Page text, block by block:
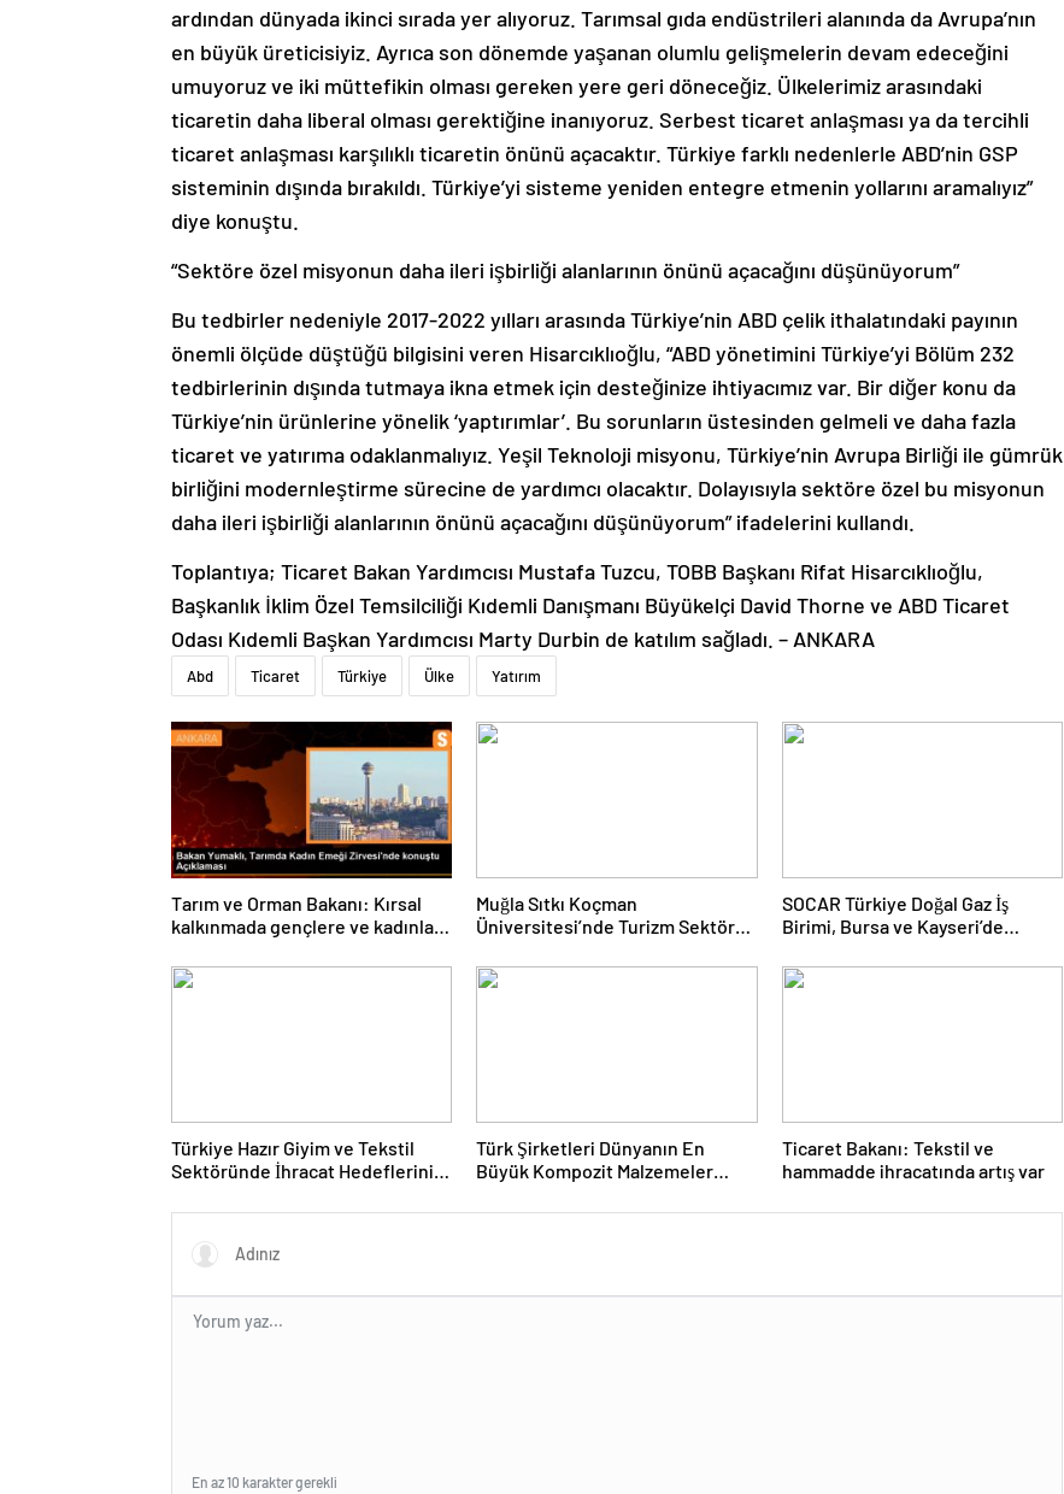
ardından dünyada ikinci sırada yer alıyoruz. Tarımsal gıda endüstrileri alanında da Avrupa’nın
en büyük üreticisiyiz. Ayrıca son dönemde yaşanan olumlu gelişmelerin devam edeceğini
umuyoruz ve iki müttefikin olması gereken yere geri döneceğiz. Ülkelerimiz arasındaki
ticaretin daha liberal olması gerektiğine inanıyoruz. Serbest ticaret anlaşması ya da tercihli
ticaret anlaşması karşılıklı ticaretin önünü açacaktır. Türkiye farklı nedenlerle ABD’nin GSP
sisteminin dışında bırakıldı. Türkiye’yi sisteme yeniden entegre etmenin yollarını aramalıyız”
diye konuştu.
“Sektöre özel misyonun daha ileri işbirliği alanlarının önünü açacağını düşünüyorum”
Bu tedbirler nedeniyle 2017-2022 yılları arasında Türkiye’nin ABD çelik ithalatındaki payının
önemli ölçüde düştüğü bilgisini veren Hisarcıklıoğlu, “ABD yönetimini Türkiye’yi Bölüm 232
tedbirlerinin dışında tutmaya ikna etmek için desteğinize ihtiyacımız var. Bir diğer konu da
Türkiye’nin ürünlerine yönelik ‘yaptırımlar’. Bu sorunların üstesinden gelmeli ve daha fazla
ticaret ve yatırıma odaklanmalıyız. Yeşil Teknoloji misyonu, Türkiye’nin Avrupa Birliği ile gümrük
birliğini modernleştirme sürecine de yardımcı olacaktır. Dolayısıyla sektöre özel bu misyonun
daha ileri işbirliği alanlarının önünü açacağını düşünüyorum” ifadelerini kullandı.
Toplantıya; Ticaret Bakan Yardımcısı Mustafa Tuzcu, TOBB Başkanı Rifat Hisarcıklıoğlu,
Başkanlık İklim Özel Temsilciliği Kıdemli Danışmanı Büyükelçi David Thorne ve ABD Ticaret
Odası Kıdemli Başkan Yardımcısı Marty Durbin de katılım sağladı. – ANKARA
Abd Ticaret Türkiye Ülke Yatırım
Tarım ve Orman Bakanı: Kırsal
kalkınmada gençlere ve kadınlara
Muğla Sıtkı Koçman
Üniversitesi’nde Turizm Sektörü
SOCAR Türkiye Doğal Gaz İş
Birimi, Bursa ve Kayseri’de
Türkiye Hazır Giyim ve Tekstil
Sektöründe İhracat Hedeflerini
Türk Şirketleri Dünyanın En
Büyük Kompozit Malzemeler
Ticaret Bakanı: Tekstil ve
hammadde ihracatında artış var
En az 10 karakter gerekli